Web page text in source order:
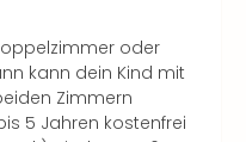
oder
kann dein Kind mit
Zimmern
5 Jahren kostenfrei